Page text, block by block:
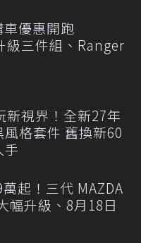
優惠開跑
三件組、Ranger
新視界！全新27年
格套件 舊換新60
手
起！三代 MAZDA
幅升級、8月18日